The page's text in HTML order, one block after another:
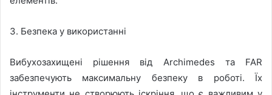
3. Безпека у використанні
Вибухозахищені рішення від Archimedes та FAR
забезпечують максимальну безпеку в роботі. Їх